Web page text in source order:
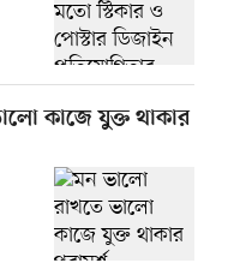
কাজে যুক্ত থাকার